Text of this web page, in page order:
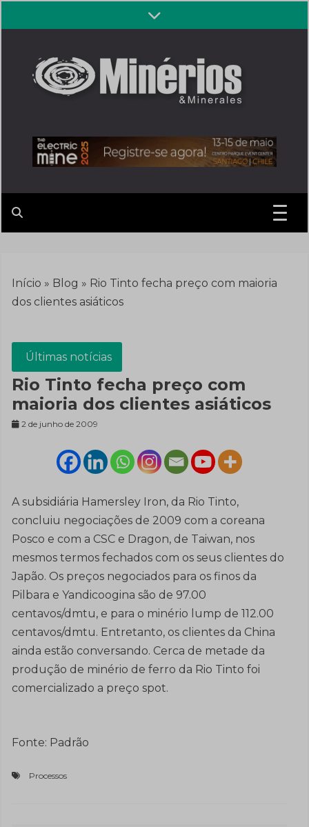
to
Revista
Minérios &
Minerales
Início » Blog » Rio Tinto fecha preço com maioria
dos clientes asiáticos
Últimas notícias
Rio Tinto fecha preço com
maioria dos clientes asiáticos
2 de junho de 2009
A subsidiária Hamersley Iron, da Rio Tinto,
concluiu negociações de 2009 com a coreana
Posco e com a CSC e Dragon, de Taiwan, nos
mesmos termos fechados com os seus clientes do
Japão. Os preços negociados para os finos da
Pilbara e Yandicoogina são de 97.00
centavos/dmtu, e para o minério lump de 112.00
centavos/dmtu. Entretanto, os clientes da China
ainda estão conversando. Cerca de metade da
produção de minério de ferro da Rio Tinto foi
comercializado a preço spot.
Fonte: Padrão
Processos